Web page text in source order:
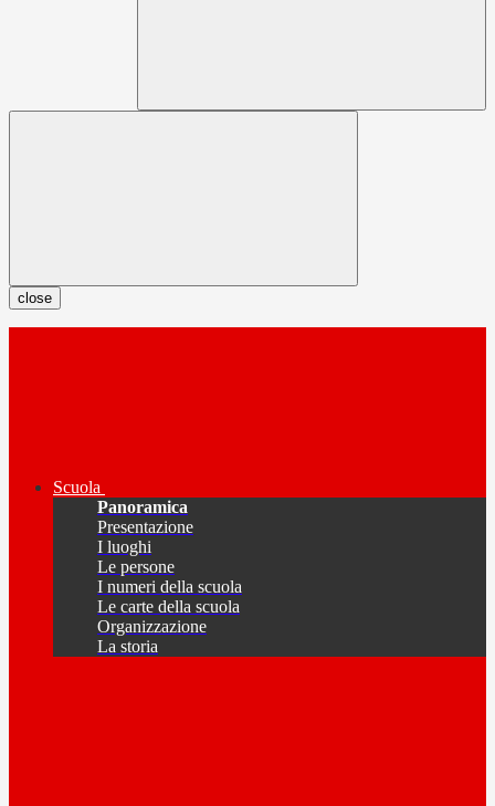
close
Scuola
Panoramica
Presentazione
I luoghi
Le persone
I numeri della scuola
Le carte della scuola
Organizzazione
La storia